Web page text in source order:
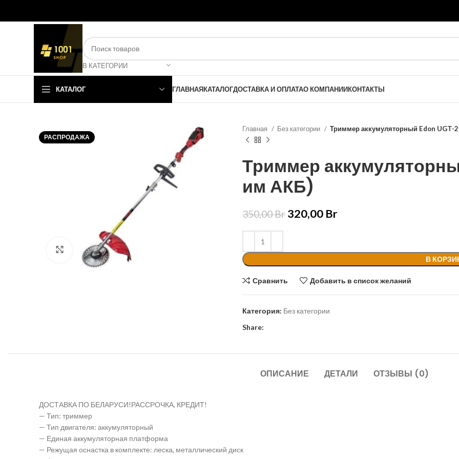
В КАТЕГОРИИ
КАТАЛОГ ГЛАВНАЯКАТАЛОГДОСТАВКА И ОПЛАТАО КОМПАНИИКОНТАКТЫ
РАСПРОДАЖА
Нажмите, чтобы увеличить
Главная Без категории Триммер аккумуляторный Edon UGT-
Триммер
им АКБ)
350,00Br 320,00 Br
В
Сравнить Добавить в список желаний
Категория: Без категории
Share:
ОПИСАНИЕ ДЕТАЛИ ОТЗЫВЫ (0)
ДОСТАВКА ПО БЕЛАРУСИ!РАССРОЧКА, КРЕДИТ!
— Тип: триммер
— Тип двигателя: аккумуляторный
— Единая аккумуляторная платформа
— Режущая оснастка в комплекте: леска, металлический диск